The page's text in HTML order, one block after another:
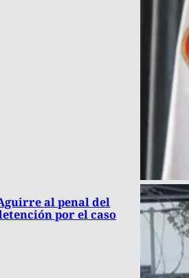
al penal del
por el caso